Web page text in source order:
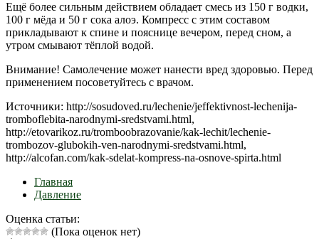
Ещё более сильным действием обладает смесь из 150 г водки,
100 г мёда и 50 г сока алоэ. Компресс с этим составом
прикладывают к спине и пояснице вечером, перед сном, а
утром смывают тёплой водой.
Внимание! Самолечение может нанести вред здоровью. Перед
применением посоветуйтесь с врачом.
Источники: http://sosudoved.ru/lechenie/jeffektivnost-lechenija-
tromboflebita-narodnymi-sredstvami.html,
http://etovarikoz.ru/tromboobrazovanie/kak-lechit/lechenie-
trombozov-glubokih-ven-narodnymi-sredstvami.html,
http://alcofan.com/kak-sdelat-kompress-na-osnove-spirta.html
Главная
Давление
Оценка статьи:
(Пока оценок нет)